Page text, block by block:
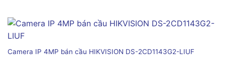
Camera IP 4MP bán cầu HIKVISION DS-2CD1143G2-LIUF